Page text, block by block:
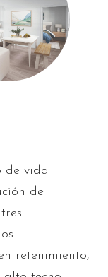
de vida
de